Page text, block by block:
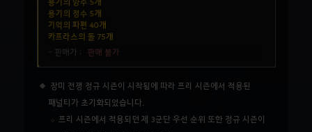
장미 전쟁 정규 시즌이 시작됨에 따라 프리 시즌에서 적용된
패널티가 초기화되었습니다.
프리 시즌에서 적용되던 제 3군단 우선 순위 또한 정규 시즌이